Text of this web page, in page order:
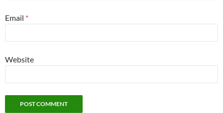
Email *
Website